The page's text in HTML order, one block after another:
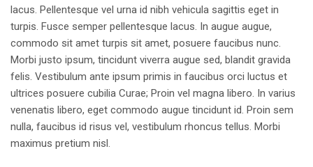
lacus. Pellentesque vel urna id nibh vehicula sagittis eget in
turpis. Fusce semper pellentesque lacus. In augue augue,
commodo sit amet turpis sit amet, posuere faucibus nunc.
Morbi justo ipsum, tincidunt viverra augue sed, blandit gravida
felis. Vestibulum ante ipsum primis in faucibus orci luctus et
ultrices posuere cubilia Curae; Proin vel magna libero. In varius
venenatis libero, eget commodo augue tincidunt id. Proin sem
nulla, faucibus id risus vel, vestibulum rhoncus tellus. Morbi
maximus pretium nisl.